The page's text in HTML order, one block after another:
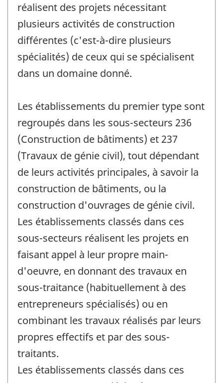
réalisent des projets nécessitant
plusieurs activités de construction
différentes (c'est-à-dire plusieurs
spécialités) de ceux qui se spécialisent
dans un domaine donné.
Les établissements du premier type sont
regroupés dans les sous-secteurs 236
(Construction de bâtiments) et 237
(Travaux de génie civil), tout dépendant
de leurs activités principales, à savoir la
construction de bâtiments, ou la
construction d'ouvrages de génie civil.
Les établissements classés dans ces
sous-secteurs réalisent les projets en
faisant appel à leur propre main-
d'oeuvre, en donnant des travaux en
sous-traitance (habituellement à des
entrepreneurs spécialisés) ou en
combinant les travaux réalisés par leurs
propres effectifs et par des sous-
traitants.
Les établissements classés dans ces